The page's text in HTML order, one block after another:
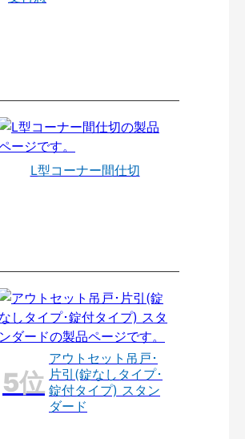
L型コーナー間仕切
アウトセット吊戸･
片引(錠なしタイプ･
錠付タイプ) スタン
ダード